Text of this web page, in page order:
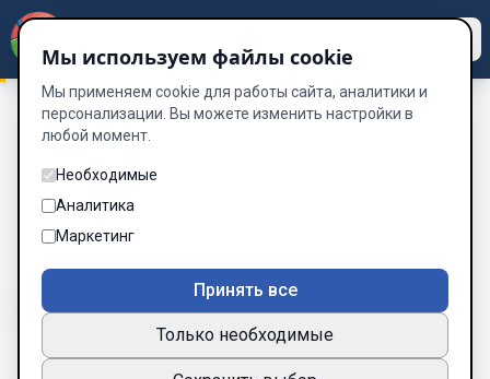
Теория заговора: По кошачьим следам
границе
Глава 14: Пламя на границе
Глава 14 из 17
A-
Мы используем файлы cookie
Мы применяем cookie для работы сайта, аналитики и
персонализации. Вы можете изменить настройки в
любой момент.
Необходимые
Аналитика
Маркетинг
Принять все
Только необходимые